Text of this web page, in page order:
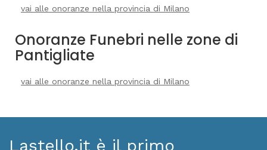
vai alle onoranze nella provincia di Milano
Onoranze Funebri nelle zone di
Pantigliate
vai alle onoranze nella provincia di Milano
Lastello.it è il primo